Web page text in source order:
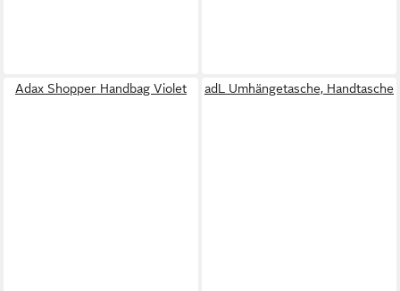
Adax Shopper Handbag Violet adL Umhängetasche, Handtasche